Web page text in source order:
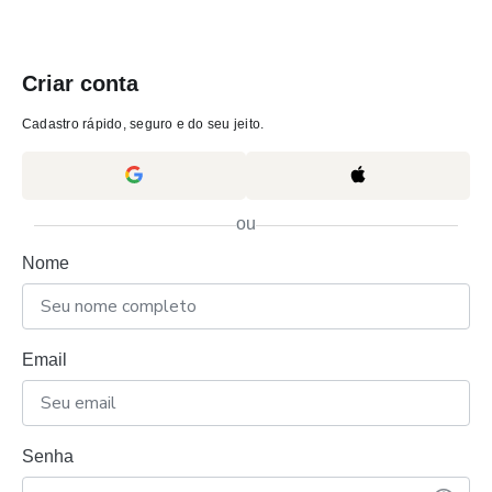
Criar conta
Cadastro rápido, seguro e do seu jeito.
ou
Nome
Email
Senha